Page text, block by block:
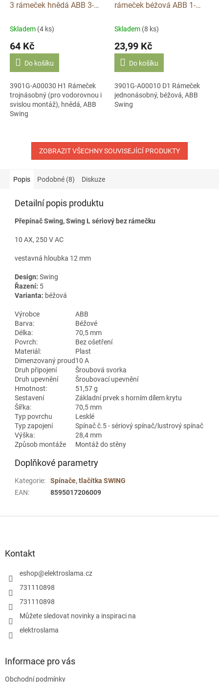
3 rámeček hnědá ABB 3-
Skladem (4 ks)
64 Kč
Do košíku
3901G-A00030 H1 Rámeček
trojnásobný (pro vodorovnou i
svislou montáž), hnědá, ABB
Swing
rámeček béžová ABB 1-
Skladem (8 ks)
23,99 Kč
Do košíku
3901G-A00010 D1 Rámeček
jednonásobný, béžová, ABB
Swing
ZOBRAZIT VŠECHNY SOUVISEJÍCÍ PRODUKTY
Popis Podobné (8) Diskuze
Detailní popis produktu
Přepínač Swing, Swing L sériový bez rámečku
10 AX, 250 V AC
vestavná hloubka 12 mm
Design: Swing
Řazení: 5
Varianta: béžová
Výrobce
ABB
Barva:
Béžové
Délka:
70,5 mm
Povrch:
Bez ošetření
Materiál:
Plast
Dimenzovaný proud10 A
Druh připojení
Šroubová svorka
Druh upevnění
Šroubovací upevnění
Hmotnost:
51,57 g
Sestavení
Základní prvek s horním dílem krytu
Šířka:
70,5 mm
Typ povrchu
Lesklé
Typ zapojení
Spínač č.5 - sériový spínač/lustrový spínač
Výška:
28,4 mm
Způsob montáže
Montáž do stěny
Doplňkové parametry
Kategorie:
Spínače, tlačítka SWING
EAN: 8595017206009
Kontakt
eshop@elektroslama.cz
731110898
731110898
Můžete sledovat novinky a inspiraci na
elektroslama
Informace pro vás
Obchodní podmínky